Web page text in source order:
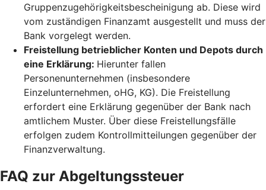
Gruppenzugehörigkeitsbescheinigung ab. Diese wird
vom zuständigen Finanzamt ausgestellt und muss der
Bank vorgelegt werden.
Freistellung betrieblicher Konten und Depots durch
eine Erklärung: Hierunter fallen
Personenunternehmen (insbesondere
Einzelunternehmen, oHG, KG). Die Freistellung
erfordert eine Erklärung gegenüber der Bank nach
amtlichem Muster. Über diese Freistellungsfälle
erfolgen zudem Kontrollmitteilungen gegenüber der
Finanzverwaltung.
FAQ zur Abgeltungssteuer